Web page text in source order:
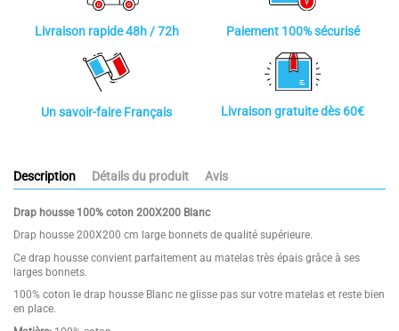
Livraison rapide 48h / 72h Paiement 100% sécurisé
Un savoir-faire Français Livraison gratuite dès 60€
Description Détails du produit Avis
Drap housse 100% coton 200X200 Blanc
Drap housse 200X200 cm large bonnets de qualité supérieure.
Ce drap housse convient parfaitement au matelas très épais grâce à ses
larges bonnets.
100% coton le drap housse Blanc ne glisse pas sur votre matelas et reste bien
en place.